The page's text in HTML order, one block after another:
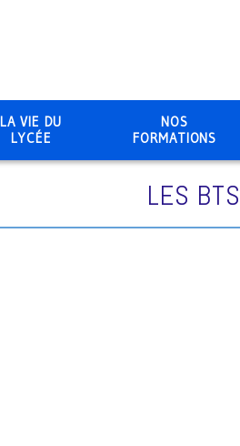
LA VIE DU
LYCÉE
NOS
FORMATIONS
LES